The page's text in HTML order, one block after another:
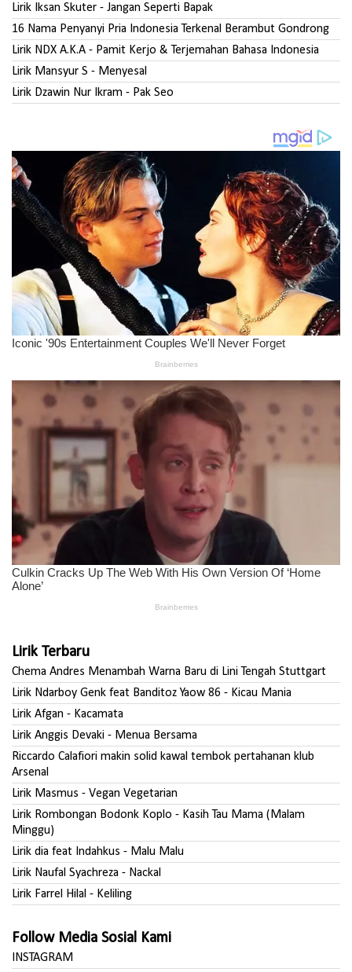
Lirik Iksan Skuter - Jangan Seperti Bapak
16 Nama Penyanyi Pria Indonesia Terkenal Berambut Gondrong
Lirik NDX A.K.A - Pamit Kerjo & Terjemahan Bahasa Indonesia
Lirik Mansyur S - Menyesal
Lirik Dzawin Nur Ikram - Pak Seo
Lirik Terbaru
Chema Andres Menambah Warna Baru di Lini Tengah Stuttgart
Lirik Ndarboy Genk feat Banditoz Yaow 86 - Kicau Mania
Lirik Afgan - Kacamata
Lirik Anggis Devaki - Menua Bersama
Riccardo Calafiori makin solid kawal tembok pertahanan klub
Arsenal
Lirik Masmus - Vegan Vegetarian
Lirik Rombongan Bodonk Koplo - Kasih Tau Mama (Malam
Minggu)
Lirik dia feat Indahkus - Malu Malu
Lirik Naufal Syachreza - Nackal
Lirik Farrel Hilal - Keliling
Follow Media Sosial Kami
INSTAGRAM